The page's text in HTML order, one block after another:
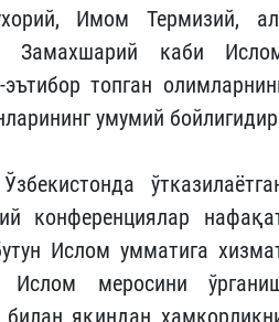
Имом Термизий,
Замахшарий каби
топган
умумий
конференциялар
Ислом умматига
Ислом меросини
яқиндан